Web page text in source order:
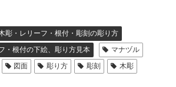
彫・レリーフ・根付・彫刻の彫り方
・根付の下絵、彫り方見本
マナヅル
図面 彫り方 彫刻
木彫